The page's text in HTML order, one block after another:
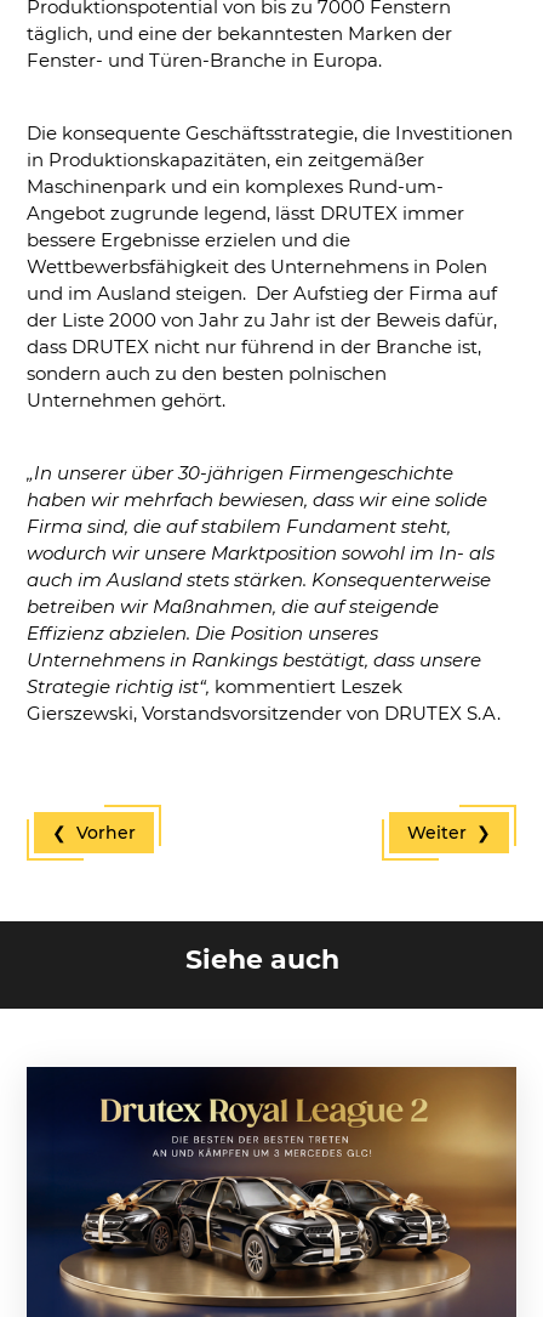
Produktionspotential von bis zu 7000 Fenstern
täglich, und eine der bekanntesten Marken der
Fenster- und Türen-Branche in Europa.
Die konsequente Geschäftsstrategie, die Investitionen
in Produktionskapazitäten, ein zeitgemäßer
Maschinenpark und ein komplexes Rund-um-
Angebot zugrunde legend, lässt DRUTEX immer
bessere Ergebnisse erzielen und die
Wettbewerbsfähigkeit des Unternehmens in Polen
und im Ausland steigen. Der Aufstieg der Firma auf
der Liste 2000 von Jahr zu Jahr ist der Beweis dafür,
dass DRUTEX nicht nur führend in der Branche ist,
sondern auch zu den besten polnischen
Unternehmen gehört.
„In unserer über 30-jährigen Firmengeschichte
haben wir mehrfach bewiesen, dass wir eine solide
Firma sind, die auf stabilem Fundament steht,
wodurch wir unsere Marktposition sowohl im In- als
auch im Ausland stets stärken. Konsequenterweise
betreiben wir Maßnahmen, die auf steigende
Effizienz abzielen. Die Position unseres
Unternehmens in Rankings bestätigt, dass unsere
Strategie richtig ist“, kommentiert Leszek
Gierszewski, Vorstandsvorsitzender von DRUTEX S.A.
❮ Vorher Weiter ❯
Siehe auch